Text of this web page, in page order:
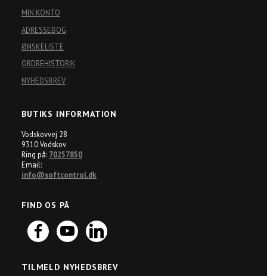
MIN KONTO
ADRESSEBOG
ØNSKELISTE
ORDREHISTORIK
NYHEDSBREV
BUTIKS INFORMATION
Vodskovvej 28
9310 Vodskov
Ring på: 70257850
Email:
info@softcontrol.dk
FIND OS PÅ
TILMELD NYHEDSBREV